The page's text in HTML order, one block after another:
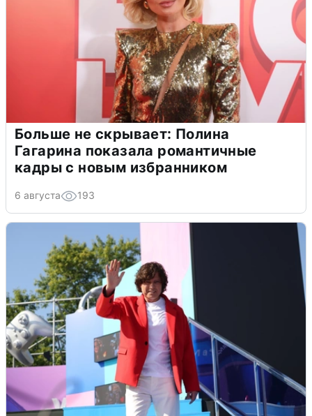
Больше не скрывает: Полина
Гагарина показала романтичные
кадры с новым избранником
6 августа 193